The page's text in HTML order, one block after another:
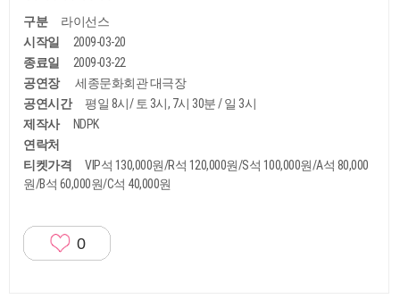
구분
라이선스
시작일
2009-03-20
종료일
2009-03-22
공연장
세종문화회관 대극장
공연시간
평일 8시/ 토 3시, 7시 30분 / 일 3시
제작사
NDPK
연락처
티켓가격
VIP석 130,000원/R석 120,000원/S석 100,000원/A석 80,000
원/B석 60,000원/C석 40,000원
0